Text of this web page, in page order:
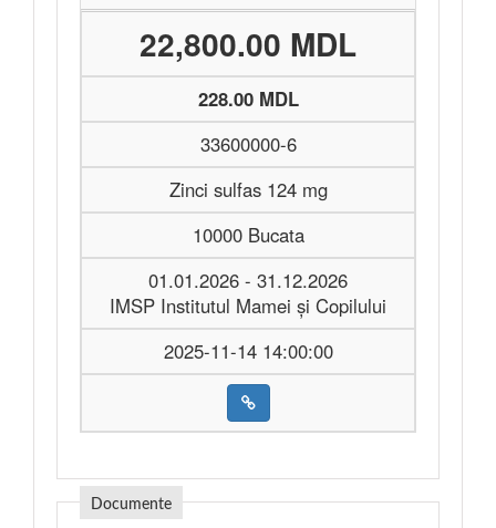
22,800.00 MDL
228.00 MDL
33600000-6
Zinci sulfas 124 mg
10000 Bucata
01.01.2026 - 31.12.2026
IMSP Institutul Mamei și Copilului
2025-11-14 14:00:00
Documente